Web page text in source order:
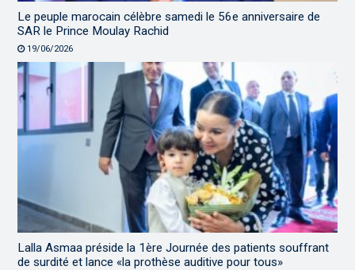
Le peuple marocain célèbre samedi le 56e anniversaire de
SAR le Prince Moulay Rachid
19/06/2026
Lalla Asmaa préside la 1ère Journée des patients souffrant
de surdité et lance «la prothèse auditive pour tous»